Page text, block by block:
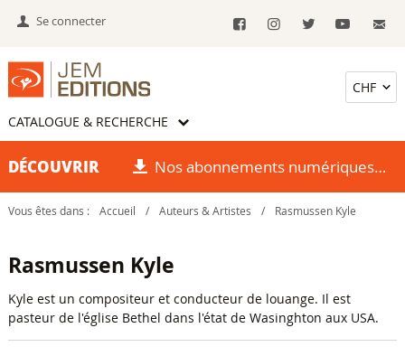
Se connecter
CATALOGUE & RECHERCHE
DÉCOUVRIR Nos abonnements numériques
Vous êtes dans : Accueil / Auteurs & Artistes / Rasmussen Kyle
Rasmussen Kyle
Kyle est un compositeur et conducteur de louange. Il est
pasteur de l'église Bethel dans l'état de Wasinghton aux USA.